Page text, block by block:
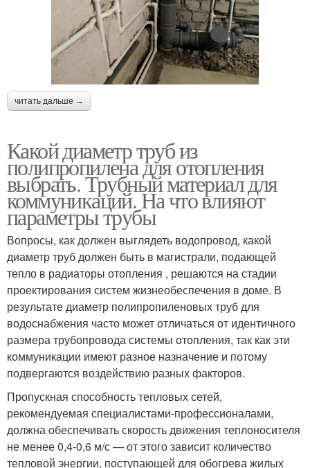
читать дальше →
Какой диаметр труб из
полипропилена для отопления
выбрать. Трубный материал для
коммуникаций. На что влияют
параметры трубы
Вопросы, как должен выглядеть водопровод, какой
диаметр труб должен быть в магистрали, подающей
тепло в радиаторы отопления , решаются на стадии
проектирования систем жизнеобеспечения в доме. В
результате диаметр полипропиленовых труб для
водоснабжения часто может отличаться от идентичного
размера трубопровода системы отопления, так как эти
коммуникации имеют разное назначение и потому
подвергаются воздействию разных факторов.
Пропускная способность тепловых сетей,
рекомендуемая специалистами-профессионалами,
должна обеспечивать скорость движения теплоносителя
не менее 0,4-0,6 м/с — от этого зависит количество
тепловой энергии, поступающей для обогрева жилых